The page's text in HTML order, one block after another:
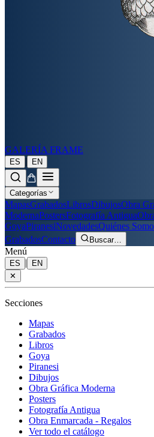
GALERÍA FRAME
ES | EN
Categorías
MapasGrabadosLibrosDibujosObra
ModernaPostersFotografía Antigua
GoyaPiranesiNovedadesQuiénes
GrabadosContacto Buscar…
Menú
ES |
EN
✕
Secciones
Mapas
Grabados
Libros
Goya
Piranesi
Dibujos
Obra Gráfica Moderna
Posters
Fotografía Antigua
Obra Enmarcada - Regalos
Ver todo el catálogo